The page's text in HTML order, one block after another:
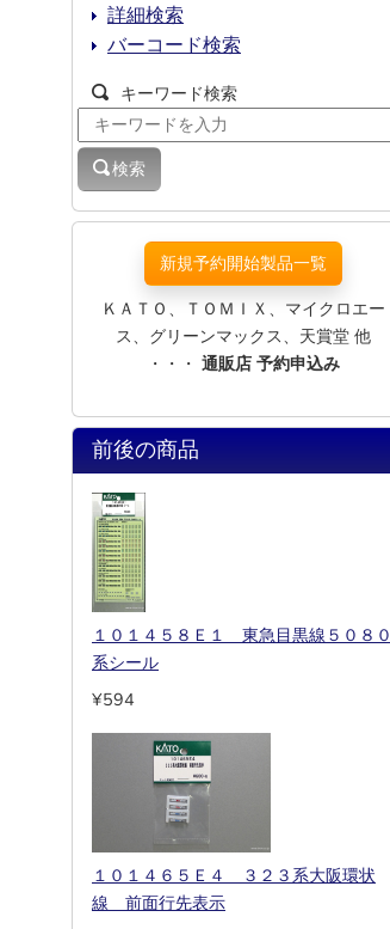
詳細検索
バーコード検索
キーワード検索
検索
新規予約開始製品一覧
ＫＡＴＯ、ＴＯＭＩＸ、マイクロエー
ス、グリーンマックス、天賞堂 他
・・・ 通販店 予約申込み
前後の商品
１０１４５８Ｅ１ 東急目黒線５０８０
系シール
¥594
１０１４６５Ｅ４ ３２３系大阪環状
線 前面行先表示